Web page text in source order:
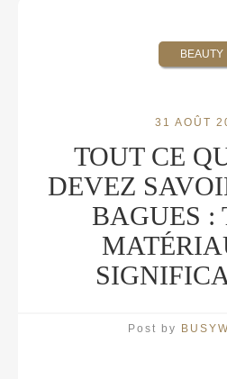
BEAUTY
31 AOÛT
TOUT CE
DEVEZ
BAGUES :
Post by